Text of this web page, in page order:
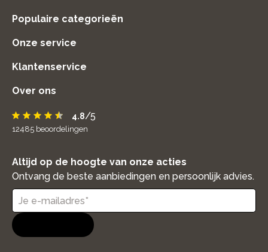
Populaire categorieën
Onze service
Klantenservice
Over ons
4.8/5
12485 beoordelingen
Altijd op de hoogte van onze acties
Ontvang de beste aanbiedingen en persoonlijk advies.